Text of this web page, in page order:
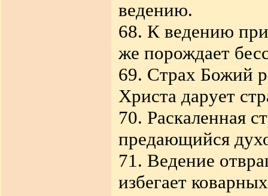
ведению.
68. К ведению
же порождает
69. Страх Божий
Христа дарует
70. Раскаленная
предающийся
71. Ведение
избегает